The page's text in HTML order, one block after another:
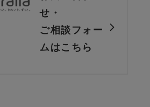
せ・
ご相談フォー
ムはこちら